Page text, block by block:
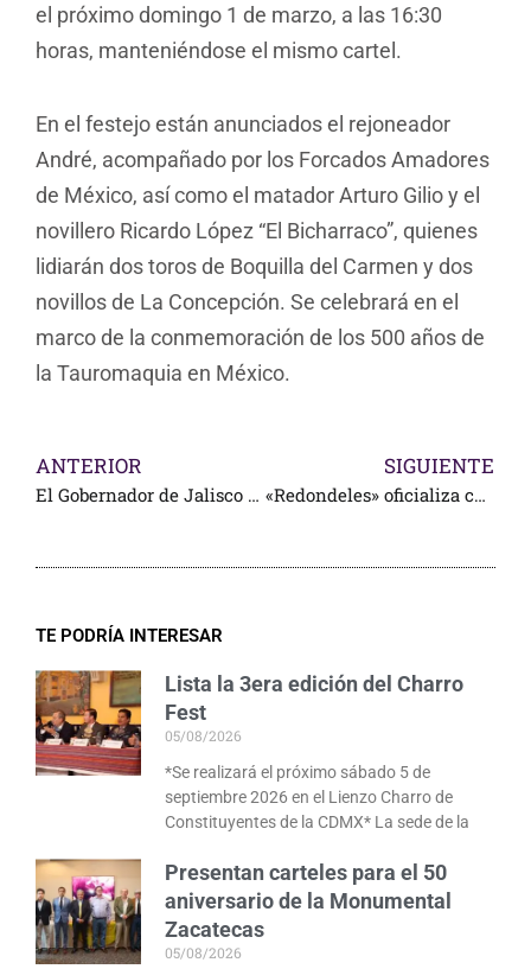
el próximo domingo 1 de marzo, a las 16:30
horas, manteniéndose el mismo cartel.
En el festejo están anunciados el rejoneador
André, acompañado por los Forcados Amadores
de México, así como el matador Arturo Gilio y el
novillero Ricardo López “El Bicharraco”, quienes
lidiarán dos toros de Boquilla del Carmen y dos
novillos de La Concepción. Se celebrará en el
marco de la conmemoración de los 500 años de
la Tauromaquia en México.
ANTERIOR
El Gobernador de Jalisco garantiza el Mundial
SIGUIENTE
«Redondeles» oficializa cartel de Apizaco y anuncia a Roca Real para mayo
TE PODRÍA INTERESAR
Lista la 3era edición del Charro
Fest
05/08/2026
*Se realizará el próximo sábado 5 de
septiembre 2026 en el Lienzo Charro de
Constituyentes de la CDMX* La sede de la
Presentan carteles para el 50
aniversario de la Monumental
Zacatecas
05/08/2026